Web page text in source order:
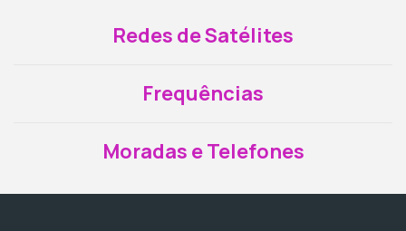
Redes de Satélites
Frequências
Moradas e Telefones